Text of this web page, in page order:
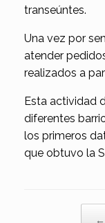
transeúntes.
Una vez por
atender
realizados a
Esta actividad
diferentes
los primeros
que obtuvo la
←